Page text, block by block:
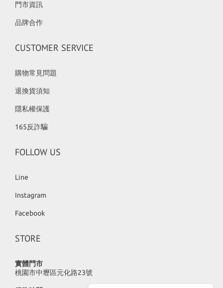
門市資訊
品牌合作
CUSTOMER SERVICE
購物常見問題
退換貨須知
隱私權保護
165反詐騙
FOLLOW US
Line
Instagram
Facebook
STORE
實體門市
桃園市中壢區元化路23號